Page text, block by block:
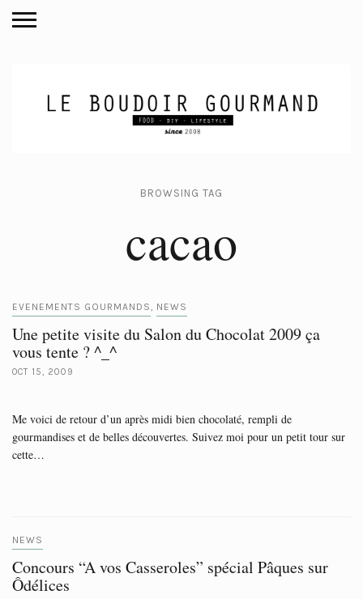
BROWSING TAG
cacao
EVENEMENTS GOURMANDS, NEWS
Une petite visite du Salon du Chocolat 2009 ça
vous tente ? ^_^
OCT 15, 2009
Me voici de retour d’un après midi bien chocolaté, rempli de
gourmandises et de belles découvertes. Suivez moi pour un petit tour sur
cette…
NEWS
Concours “A vos Casseroles” spécial Pâques sur
Ôdélices